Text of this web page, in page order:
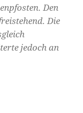
Den
Die
jedoch an